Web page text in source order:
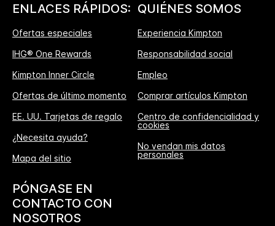
ENLACES RÁPIDOS:
Ofertas especiales
IHG® One Rewards
Kimpton Inner Circle
Ofertas de último momento
EE. UU. Tarjetas de regalo
¿Necesita ayuda?
Mapa del sitio
QUIÉNES SOMOS
Experiencia Kimpton
Responsabilidad social
Empleo
Comprar artículos Kimpton
Centro de confidencialidad y
cookies
No vendan mis datos
personales
PÓNGASE EN
CONTACTO CON
NOSOTROS